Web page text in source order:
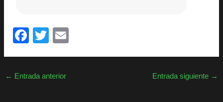
F
e
T
er
← Entrada anterior Entrada siguiente →